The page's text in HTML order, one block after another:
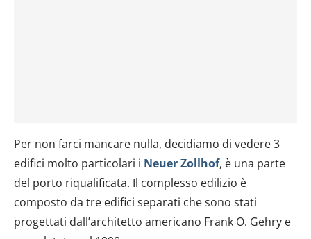
Per non farci mancare nulla, decidiamo di vedere 3
edifici molto particolari i Neuer Zollhof, è una parte
del porto riqualificata. Il complesso edilizio è
composto da tre edifici separati che sono stati
progettati dall’architetto americano Frank O. Gehry e